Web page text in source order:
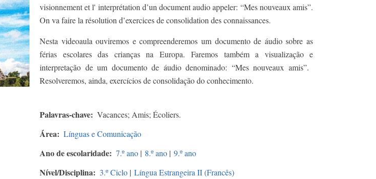
visionnement et l' interprétation d’un document audio appeler: “Mes nouveaux amis”.
​On va faire la résolution d’exercices de consolidation des connaissances.
Nesta videoaula ouviremos e compreenderemos um documento de áudio sobre as
férias escolares das crianças na Europa. Faremos também a visualização e
interpretação de um documento de áudio denominado: “Mes nouveaux amis”. ​
Resolveremos, ainda, exercícios de consolidação do conhecimento.
Palavras-chave Vacances; Amis; Écoliers.
Área Línguas e Comunicação
Ano de escolaridade 7.º ano | 8.º ano | 9.º ano
Nível/Disciplina 3.º Ciclo | Língua Estrangeira II (Francês)